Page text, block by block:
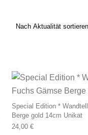
Special Edition *
Berge gold 14cm Unikat
24,00 €